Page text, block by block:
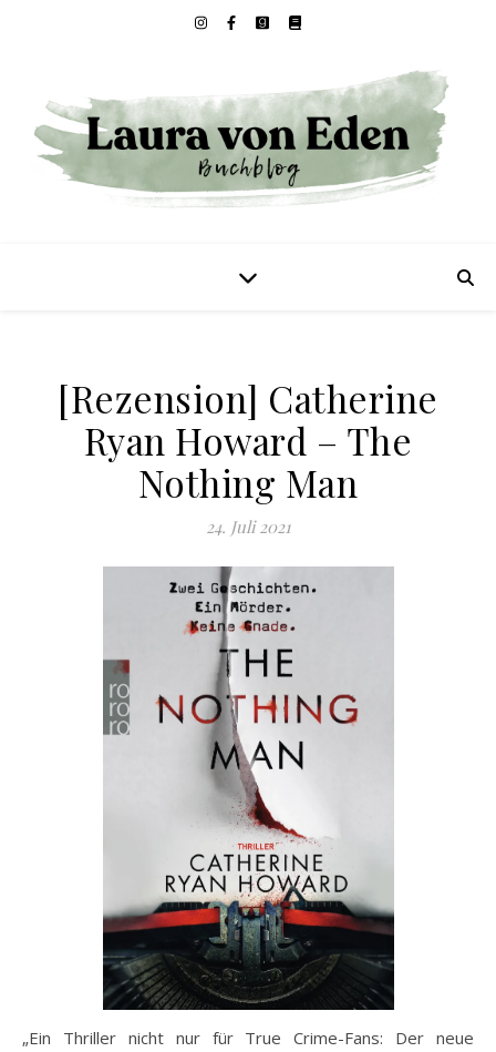
[Rezension] Catherine
Ryan Howard – The
Nothing Man
24. Juli 2021
„Ein Thriller nicht nur für True Crime-Fans: Der neue